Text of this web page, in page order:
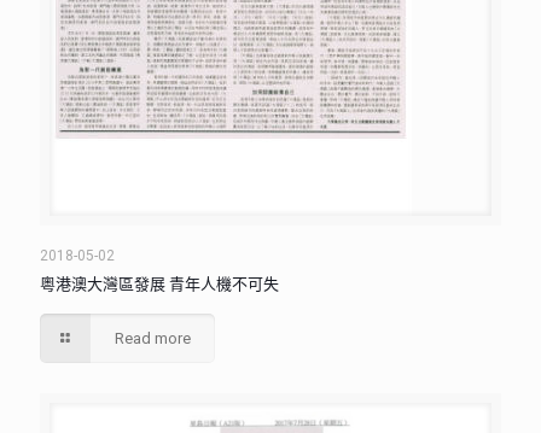
2018-05-02
粵港澳大灣區發展 青年人機不可失
Read more